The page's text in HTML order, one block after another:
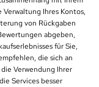
Ihres Kontos,
von Rückgaben
abgeben,
für Sie,
die sich an
Verwendung Ihrer
Services besser